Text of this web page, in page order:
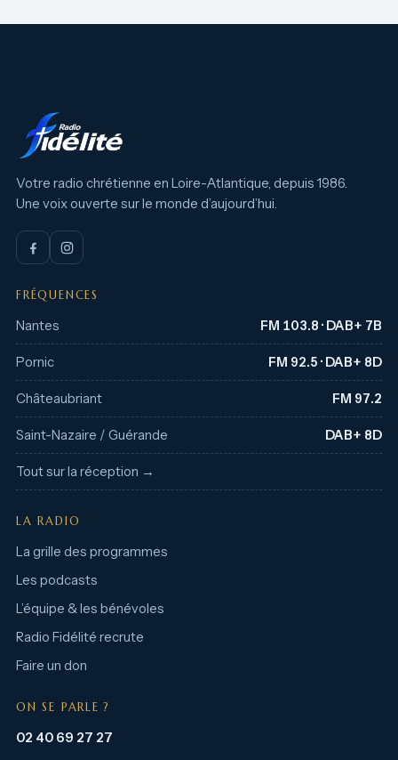
Votre radio chrétienne en Loire-Atlantique, depuis 1986.
Une voix ouverte sur le monde d’aujourd’hui.
FRÉQUENCES
Nantes FM 103.8 · DAB+ 7B
Pornic FM 92.5 · DAB+ 8D
Châteaubriant FM 97.2
Saint-Nazaire / Guérande DAB+ 8D
Tout sur la réception →
LA RADIO
La grille des programmes
Les podcasts
L’équipe & les bénévoles
Radio Fidélité recrute
Faire un don
ON SE PARLE ?
02 40 69 27 27